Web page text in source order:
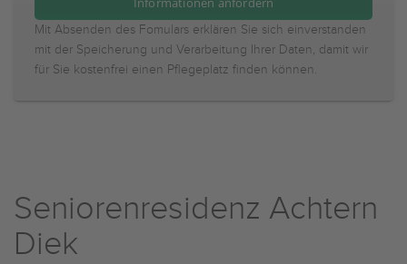
Mit Absenden des Fomulars erklären Sie sich einverstanden
mit der Speicherung und Verarbeitung Ihrer Daten, damit wir
für Sie kostenfrei einen Pflegeplatz finden können.
Seniorenresidenz Achtern
Diek